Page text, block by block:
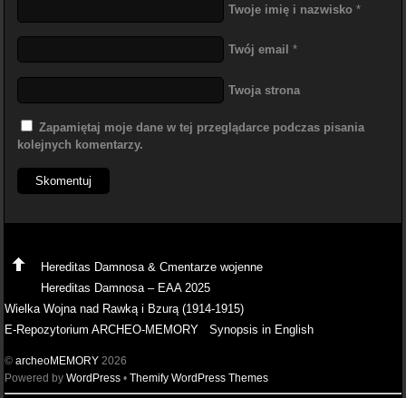
Twoje imię i nazwisko *
Twój email *
Twoja strona
Zapamiętaj moje dane w tej przeglądarce podczas pisania
kolejnych komentarzy.
Hereditas Damnosa & Cmentarze wojenne
Hereditas Damnosa – EAA 2025
Wielka Wojna nad Rawką i Bzurą (1914-1915)
E-Repozytorium ARCHEO-MEMORY
Synopsis in English
©archeoMEMORY 2026
Powered byWordPress •Themify WordPress Themes